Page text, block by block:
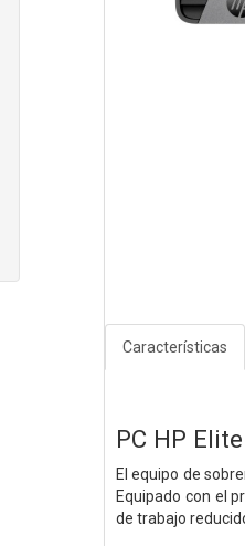
Características
PC HP
El equipo de
Equipado con el
de trabajo